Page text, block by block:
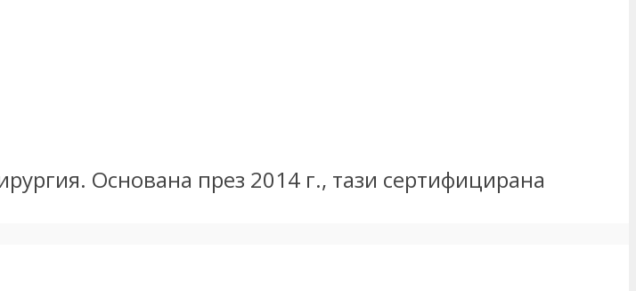
Основана през 2014 г., тази сертифицирана